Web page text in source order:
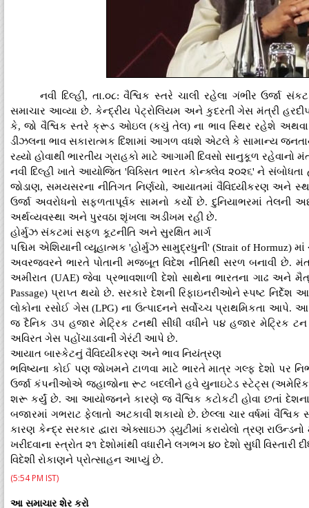
નવી દિલ્હી, તા.૦૮: વૈશ્વિક સ્તરે ચાલી રહેલા ગંભીર ઉર્જા
સમાચાર આવ્યા છે. કેન્દ્રીય પેટ્રોલિયમ અને કુદરતી ગેસ મંત્રી
કે, જો વૈશ્વિક સ્તરે ક્રૂડ ઓઇલ (કચું તેલ) ના ભાવ સ્થિર રહેશે
ડીઝલના ભાવ સકારાત્મક દિશામાં આગળ વધશે એટલે કે સામાન્ય
રહ્યો હોવાથી ભારતીય ગ્રાહકો માટે આગામી દિવસો સાનુકૂળ રહેવાનો
નવી દિલ્હી ખાતે આયોજિત 'વિક્સિત ભારત કોન્ક્લેવ ૨૦૨૬' ને
જોડાણ, સમયસરના નીતિગત નિર્ણયો, આયાતમાં વૈવિધ્યીકરણ અને
ઉર્જા અવરોધનો સફળતાપૂર્વક સામનો કર્યો છે. દુનિયાભરમાં
અર્થવ્યવસ્થા અને પુરવઠા શૃંખલા અડીખમ રહી છે.
હોર્મુઝ સંકટમાં સફળ કૂટનીતિ અને સુરક્ષિત માર્ગ
પશ્ચિમ એશિયાની વ્યૂહાત્મક 'હોર્મુઝ સામુદ્રધુની' (Strait of Hormuz)
અવરજવરને ભારતે પોતાની મજબૂત વિદેશ નીતિથી સરળ બનાવી
અમીરાત (UAE) જેવા પ્રભાવશાળી દેશો સાથેના ભારતના ગાઢ અને
Passage) પ્રાપ્ત થયો છે. સરકારે દેશની રિફાઇનરીઓને સ્પષ્ટ
લોકોના રસોઈ ગેસ (LPG) ના ઉત્પાદનને સર્વોચ્ચ પ્રાથમિકતા આપે. આ
જ દૈનિક ૩૫ હજાર મેટ્રિક ટનથી સીધી વધીને ૫૪ હજાર મેટ્રિક
અવિરત ગેસ પહોંચાડવાની ગેરંટી આપે છે.
આયાત બાસ્કેટનું વૈવિધ્યીકરણ અને ભાવ નિયંત્રણ
ભવિષ્યના કોઈ પણ જોખમને ટાળવા માટે ભારતે માત્ર ગલ્ફ દેશો પર
ઉર્જા કંપનીઓએ જહાજોના રૂટ બદલીને હવે યુનાઇટેડ સ્ટેટ્સ
શરૂ કર્યું છે. આ આયોજનને કારણે જ વૈશ્વિક કટોકટી હોવા છતાં
બજારમાં ગભરાટ ફેલાતો અટકાવી શકાયો છે. છેલ્લા ચાર વર્ષમાં
કારણ કેન્દ્ર સરકાર દ્વારા એક્સાઇઝ ડ્યુટીમાં કરાયેલો ત્રણ
ખરીદવાના સ્ત્રોત ૨૧ દેશોમાંથી વધારીને લગભગ ૪૦ દેશો સુધી
વિદેશી રોકાણને પ્રોત્સાહન આપ્યું છે.
(5:54 PM IST)
આ સમાચાર શેર કરો